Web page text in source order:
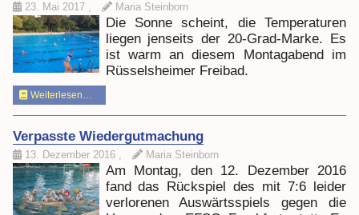
23. Mai 2017 , Maria Steinborn
Die Sonne scheint, die Temperaturen
liegen jenseits der 20-Grad-Marke. Es
ist warm an diesem Montagabend im
Rüsselsheimer Freibad.
Weiterlesen…
Verpasste Wiedergutmachung
13. Dezember 2016 , Maria Steinborn
Am Montag, den 12. Dezember 2016
fand das Rückspiel des mit 7:6 leider
verlorenen Auswärtsspiels gegen die